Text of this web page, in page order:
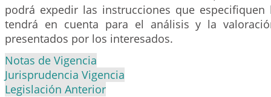
podrá expedir las instrucciones que
tendrá en cuenta para el análisis y la
presentados por los interesados.
Notas de Vigencia
Jurisprudencia Vigencia
Legislación Anterior